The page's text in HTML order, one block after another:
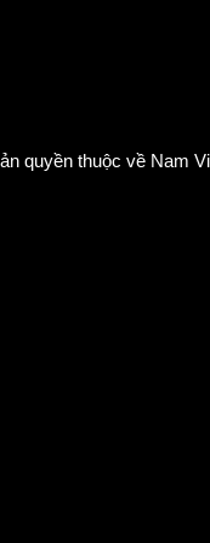
quyền thuộc về Nam